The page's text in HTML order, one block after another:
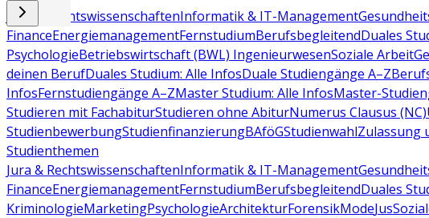
Jura & RechtswissenschaftenInformatik & IT-Management
FinanceEnergiemanagementFernstudiumBerufsbegleitendDuales
PsychologieBetriebswirtschaft (BWL) IngenieurwesenSoziale Arbeit
deinen BerufDuales Studium: Alle InfosDuale Studiengänge A–Z
InfosFernstudiengänge A–ZMaster Studium: Alle InfosMaster-
Studieren mit FachabiturStudieren ohne AbiturNumerus Clausus (NC)
StudienbewerbungStudienfinanzierungBAföGStudienwahlZulassung
Studienthemen
Jura & RechtswissenschaftenInformatik & IT-Management
FinanceEnergiemanagementFernstudiumBerufsbegleitendDuales
KriminologieMarketingPsychologieArchitekturForensikModeJus